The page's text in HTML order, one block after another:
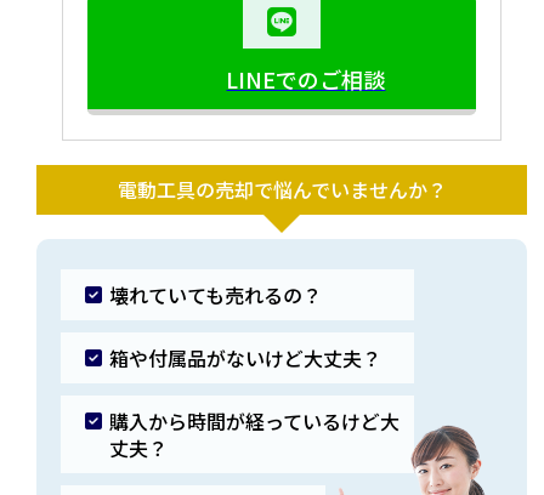
LINEでのご相談
電動工具の売却で悩んでいませんか？
壊れていても売れるの？
箱や付属品がないけど大丈夫？
購入から時間が経っているけど大
丈夫？